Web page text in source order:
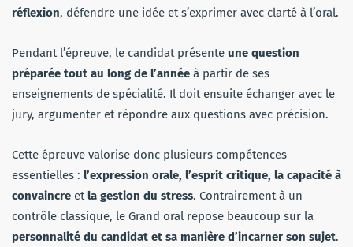
réflexion, défendre une idée et s’exprimer avec clarté à l’oral.
Pendant l’épreuve, le candidat présente une question
préparée tout au long de l’année à partir de ses
enseignements de spécialité. Il doit ensuite échanger avec le
jury, argumenter et répondre aux questions avec précision.
Cette épreuve valorise donc plusieurs compétences
essentielles : l’expression orale, l’esprit critique, la capacité à
convaincre etla gestion du stress. Contrairement à un
contrôle classique, le Grand oral repose beaucoup sur la
personnalité du candidat et sa manière d’incarner son sujet.